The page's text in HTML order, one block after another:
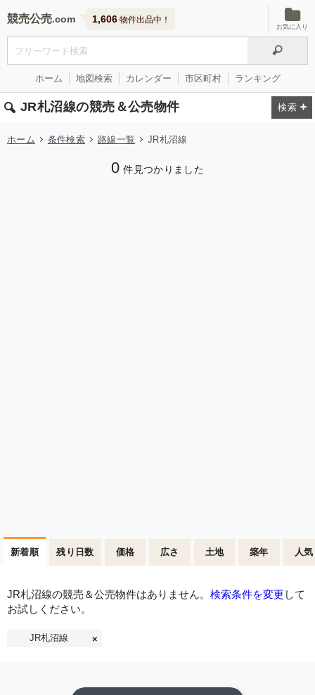
競売公売 1,606 物件出品中！
お気に入り
ホーム 地図検索 カレンダー 市区町村 ランキング
JR札沼線の競売＆公売物件
ホーム 条件検索 路線一覧 JR札沼線
0 件見つかりました
新着順 残り日数 価格 広さ 土地 築年 人気
JR札沼線の競売＆公売物件はありません。 検索条件を変更 して
お試しください。
JR札沼線